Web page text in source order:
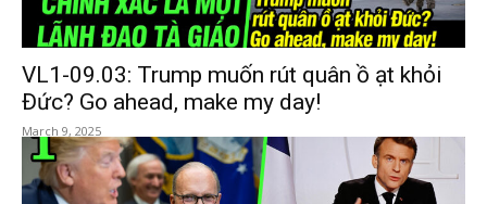
VL1-09.03: Trump muốn rút quân ồ ạt khỏi
Đức? Go ahead, make my day!
March 9, 2025